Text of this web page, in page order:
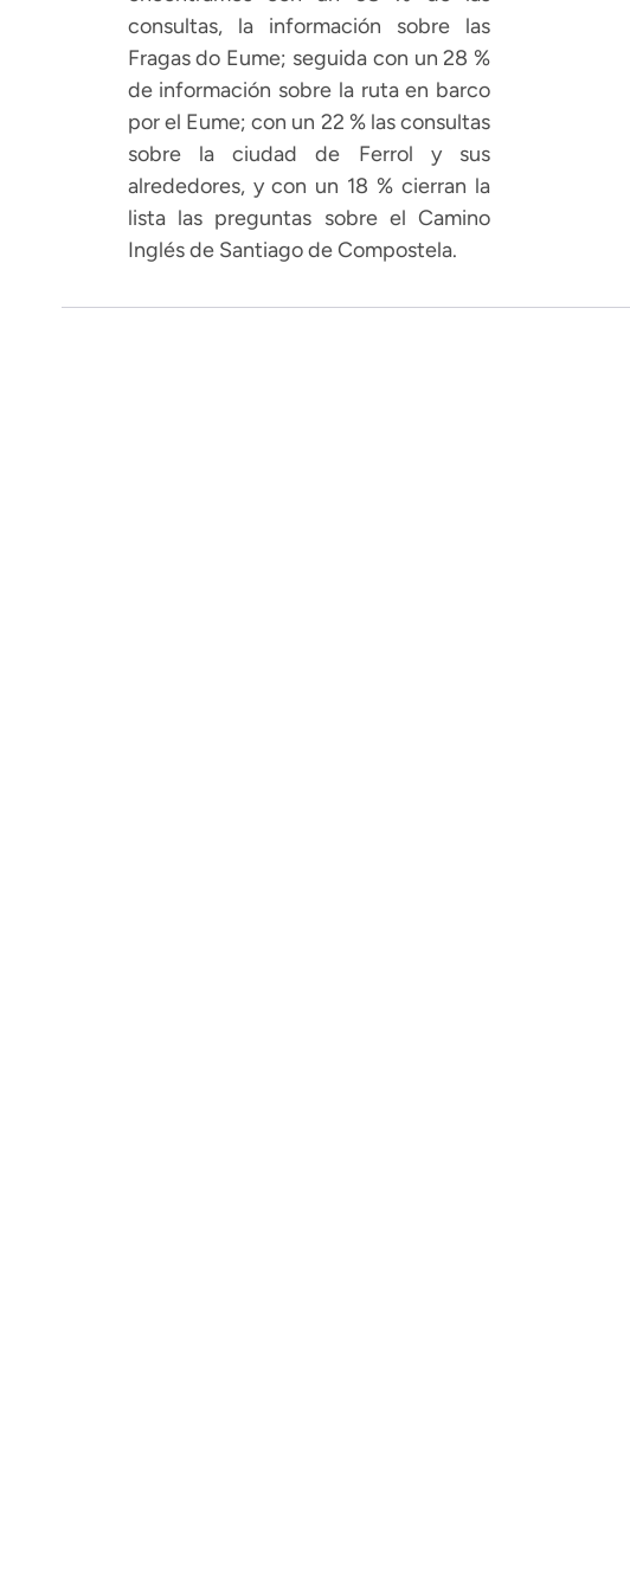
consultas, la información sobre las
Fragas do Eume; seguida con un 28 %
de información sobre la ruta en barco
por el Eume; con un 22 % las consultas
sobre la ciudad de Ferrol y sus
alrededores, y con un 18 % cierran la
lista las preguntas sobre el Camino
Inglés de Santiago de Compostela.